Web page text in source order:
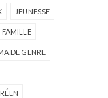
JEUNESSE
FAMILLE
DE GENRE